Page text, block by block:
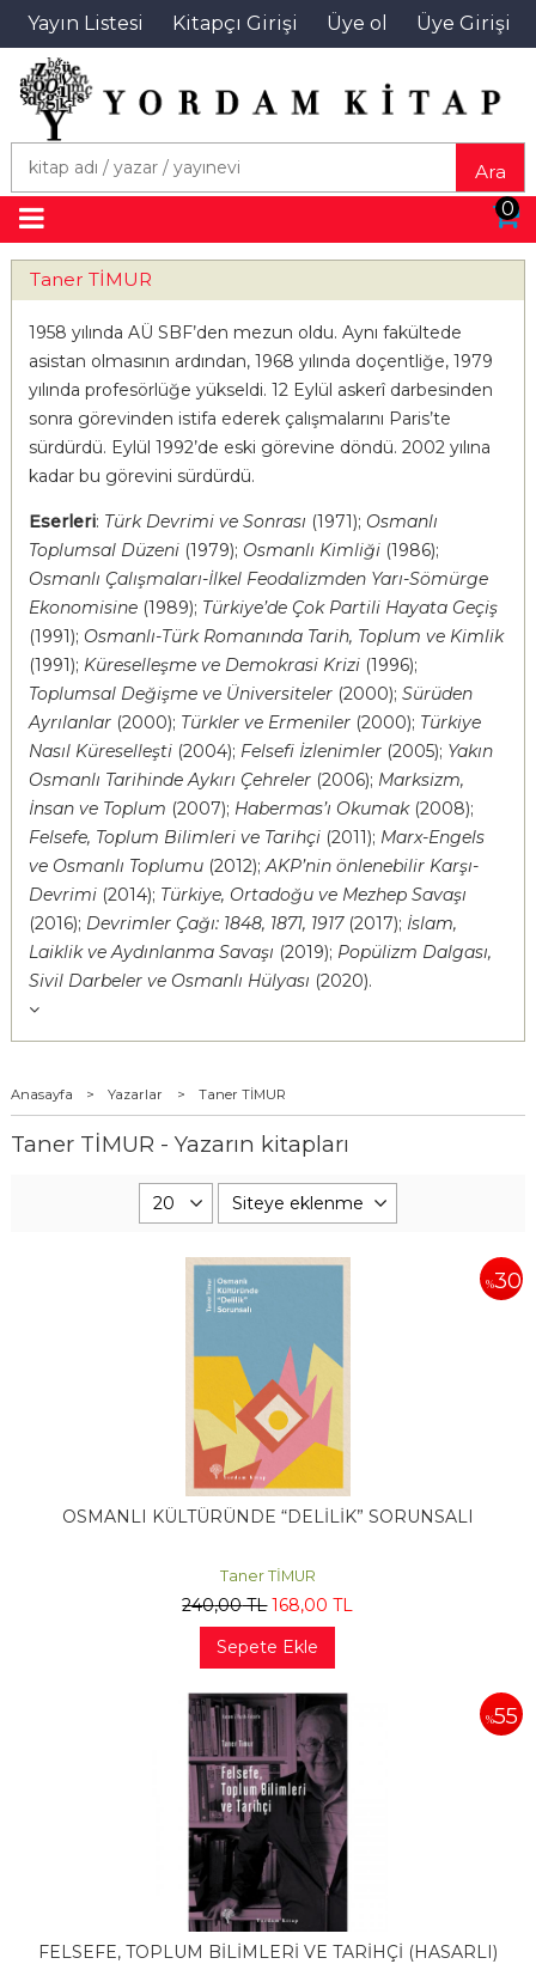
Yayın Listesi Kitapçı Girişi Üye ol Üye Girişi
Ara
0
Taner TİMUR
1958 yılında AÜ SBF’den mezun oldu. Aynı fakültede
asistan olmasının ardından, 1968 yılında doçentliğe, 1979
yılında profesörlüğe yükseldi. 12 Eylül askerî darbesinden
sonra görevinden istifa ederek çalışmalarını Paris’te
sürdürdü. Eylül 1992’de eski görevine döndü. 2002 yılına
kadar bu görevini sürdürdü.
Eserleri: Türk Devrimi ve Sonrası (1971); Osmanlı
Toplumsal Düzeni (1979); Osmanlı Kimliği (1986);
Osmanlı Çalışmaları-İlkel Feodalizmden Yarı-Sömürge
Ekonomisine(1989); Türkiye’de Çok Partili Hayata Geçiş
(1991); Osmanlı-Türk Romanında Tarih, Toplum ve Kimlik
(1991); Küreselleşme ve Demokrasi Krizi(1996);
Toplumsal Değişme ve Üniversiteler(2000); Sürüden
Ayrılanlar(2000); Türkler ve Ermeniler (2000); Türkiye
Nasıl Küreselleşti (2004); Felsefi İzlenimler (2005); Yakın
Osmanlı Tarihinde Aykırı Çehreler(2006); Marksizm,
İnsan ve Toplum (2007); Habermas’ı Okumak (2008);
Felsefe, Toplum Bilimleri ve Tarihçi (2011); Marx-Engels
ve Osmanlı Toplumu (2012);AKP’nin önlenebilir Karşı-
Devrimi (2014); Türkiye, Ortadoğu ve Mezhep Savaşı
(2016); Devrimler Çağı: 1848, 1871, 1917 (2017); İslam,
Laiklik ve Aydınlanma Savaşı (2019); Popülizm Dalgası,
Sivil Darbeler ve Osmanlı Hülyası (2020).
Anasayfa > Yazarlar > Taner TİMUR
Taner TİMUR - Yazarın kitapları
%30
OSMANLI KÜLTÜRÜNDE “DELİLİK” SORUNSALI
Taner TİMUR
240,00TL 168,00 TL
Sepete Ekle
%55
FELSEFE, TOPLUM BİLİMLERİ VE TARİHÇİ (HASARLI)